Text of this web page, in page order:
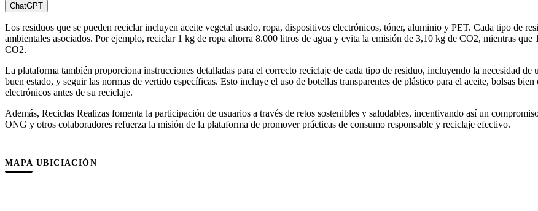
ChatGPT
Los residuos que se pueden reciclar incluyen aceite vegetal usado, ropa, dispositivos electrónicos, tóner, aluminio y PET. Cada tipo de
ambientales asociados. Por ejemplo, reciclar 1 kg de ropa ahorra 8.000 litros de agua y evita la emisión de 3,10 kg de CO2, mientras
CO2.
La plataforma también proporciona instrucciones detalladas para el correcto reciclaje de cada tipo de residuo, incluyendo la necesidad de
buen estado, y seguir las normas de vertido específicas. Esto incluye el uso de botellas transparentes de plástico para el aceite, bolsas
electrónicos antes de su reciclaje.
Además, Reciclas Realizas fomenta la participación de usuarios a través de retos sostenibles y saludables, incentivando así un
ONG y otros colaboradores refuerza la misión de la plataforma de promover prácticas de consumo responsable y reciclaje efectivo.
MAPA UBICIACIÓN